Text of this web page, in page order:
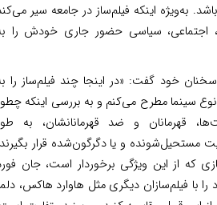
اینکه فیلم‌ساز در جامعه سیر می‌کند
اجتماعی، سیاسی حضور جاری خودش را به
خود گفت: «در اینجا چند فیلم‌ساز را به
مطرح می‌کنم و به بررسی اینکه چطور
قهرمانان و ضد قهرمانانشان، به طور
و یا دگرگون‌شده قرار بگیرند،
از این ویژگی برخوردار است، جان فورد
فیلم‌سازان دیگری مثل هاوارد هاکس، دلمر